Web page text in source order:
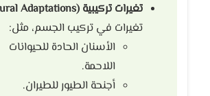
تغيرات تركيبية (Structural Adaptations):
تغيرات في تركيب الجسم، مثل:
الأسنان الحادة للحيوانات
اللاحمة.
أجنحة الطيور للطيران.